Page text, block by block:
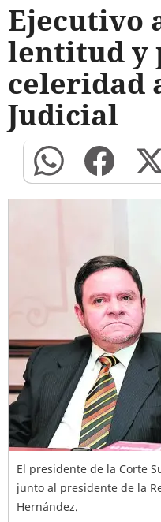
Ejecutivo
lentitud y
celeridad
Judicial
El presidente de la Corte
junto al presidente de la
Hernández.